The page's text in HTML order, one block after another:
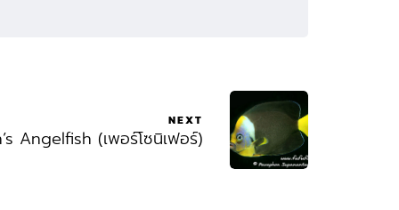
NEXT
Angelfish (เพอร์โซนิเฟอร์)